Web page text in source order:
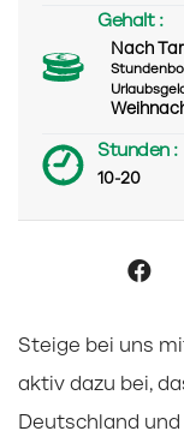
Gehalt :
Nach
Stunden :
10-20
Steige bei uns
aktiv dazu bei,
Deutschland